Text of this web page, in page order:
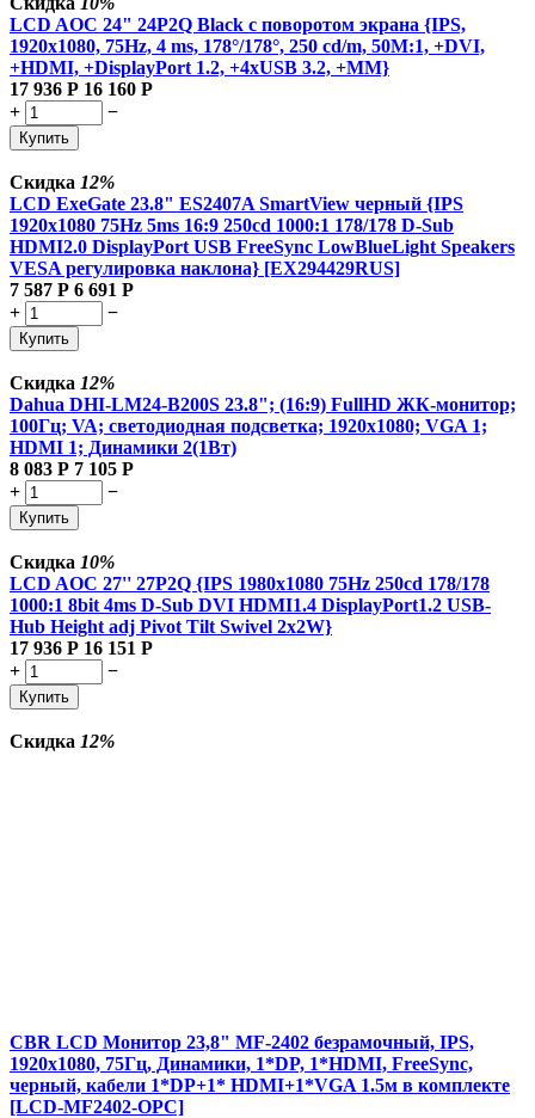
LCD AOC 24" 24P2Q Black с поворотом экрана {IPS,
1920x1080, 75Hz, 4 ms, 178°/178°, 250 cd/m, 50M:1, +DVI,
+HDMI, +DisplayPort 1.2, +4xUSB 3.2, +MM}
17 936 Р 16 160 Р
+
−
Купить
Скидка 12%
LCD ExeGate 23.8" ES2407A SmartView черный {IPS
1920x1080 75Hz 5ms 16:9 250cd 1000:1 178/178 D-Sub
HDMI2.0 DisplayPort USB FreeSync LowBlueLight Speakers
VESA регулировка наклона} [EX294429RUS]
7 587 Р 6 691 Р
+
−
Купить
Скидка 12%
Dahua DHI-LM24-B200S 23.8"; (16:9) FullHD ЖК-монитор;
100Гц; VA; светодиодная подсветка; 1920x1080; VGA 1;
HDMI 1; Динамики 2(1Вт)
8 083 Р 7 105 Р
+
−
Купить
Скидка 10%
LCD AOC 27'' 27P2Q {IPS 1980x1080 75Hz 250cd 178/178
1000:1 8bit 4ms D-Sub DVI HDMI1.4 DisplayPort1.2 USB-
Hub Height adj Pivot Tilt Swivel 2x2W}
17 936 Р 16 151 Р
+
−
Купить
Скидка 12%
CBR LCD Монитор 23,8" MF-2402 безрамочный, IPS,
1920x1080, 75Гц, Динамики, 1*DP, 1*HDMI, FreeSync,
черный, кабели 1*DP+1* HDMI+1*VGA 1.5м в комплекте
[LCD-MF2402-OPC]